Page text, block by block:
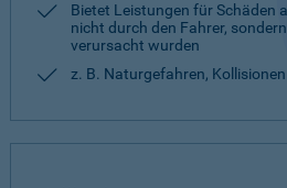
Bietet Leistungen für Schäden
nicht durch den Fahrer,
verursacht wurden
z. B. Naturgefahren,